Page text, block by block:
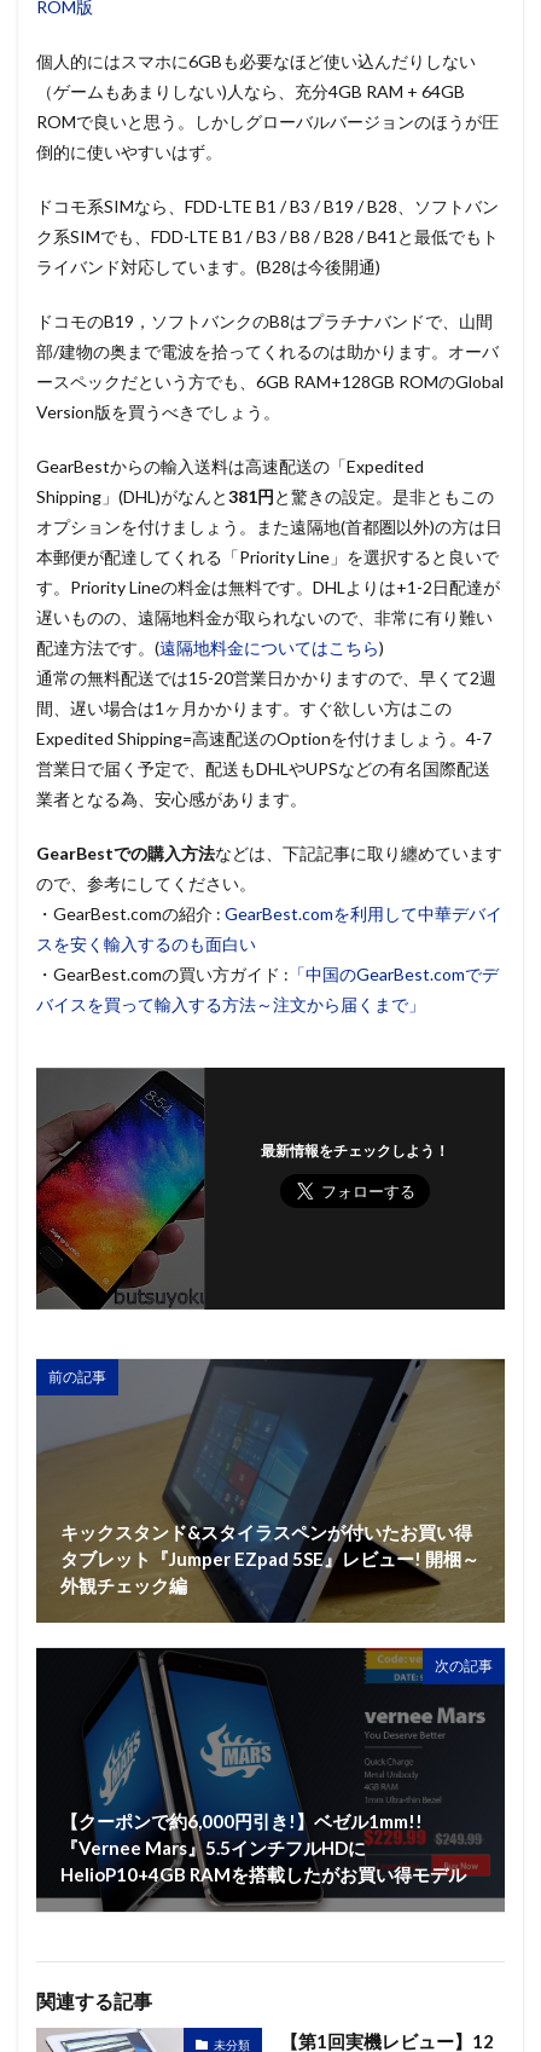
ROM版
個人的にはスマホに6GBも必要なほど使い込んだりしない
（ゲームもあまりしない)人なら、充分4GB RAM + 64GB
ROMで良いと思う。しかしグローバルバージョンのほうが圧
倒的に使いやすいはず。
ドコモ系SIMなら、FDD-LTE B1 / B3 / B19 / B28、ソフトバン
ク系SIMでも、FDD-LTE B1 / B3 / B8 / B28 / B41と最低でもト
ライバンド対応しています。(B28は今後開通)
ドコモのB19，ソフトバンクのB8はプラチナバンドで、山間
部/建物の奥まで電波を拾ってくれるのは助かります。オーバ
ースペックだという方でも、6GB RAM+128GB ROMのGlobal
Version版を買うべきでしょう。
GearBestからの輸入送料は高速配送の「Expedited
Shipping」(DHL)がなんと381円と驚きの設定。是非ともこの
オプションを付けましょう。また遠隔地(首都圏以外)の方は日
本郵便が配達してくれる「Priority Line」を選択すると良いで
す。Priority Lineの料金は無料です。DHLよりは+1-2日配達が
遅いものの、遠隔地料金が取られないので、非常に有り難い
配達方法です。(遠隔地料金についてはこちら)
通常の無料配送では15-20営業日かかりますので、早くて2週
間、遅い場合は1ヶ月かかります。すぐ欲しい方はこの
Expedited Shipping=高速配送のOptionを付けましょう。4-7
営業日で届く予定で、配送もDHLやUPSなどの有名国際配送
業者となる為、安心感があります。
GearBestでの購入方法などは、下記記事に取り纏めています
ので、参考にしてください。
・GearBest.comの紹介 : GearBest.comを利用して中華デバイ
スを安く輸入するのも面白い
・GearBest.comの買い方ガイド : 「中国のGearBest.comでデ
バイスを買って輸入する方法～注文から届くまで」
最新情報をチェックしよう！
前の記事
キックスタンド&スタイラスペンが付いたお買い得
タブレット『Jumper EZpad 5SE』レビュー! 開梱～
外観チェック編
次の記事
【クーポンで約6,000円引き!】ベゼル1mm!!
『Vernee Mars』5.5インチフルHDに
HelioP10+4GB RAMを搭載したがお買い得モデル
関連する記事
未分類
【第1回実機レビュー】12